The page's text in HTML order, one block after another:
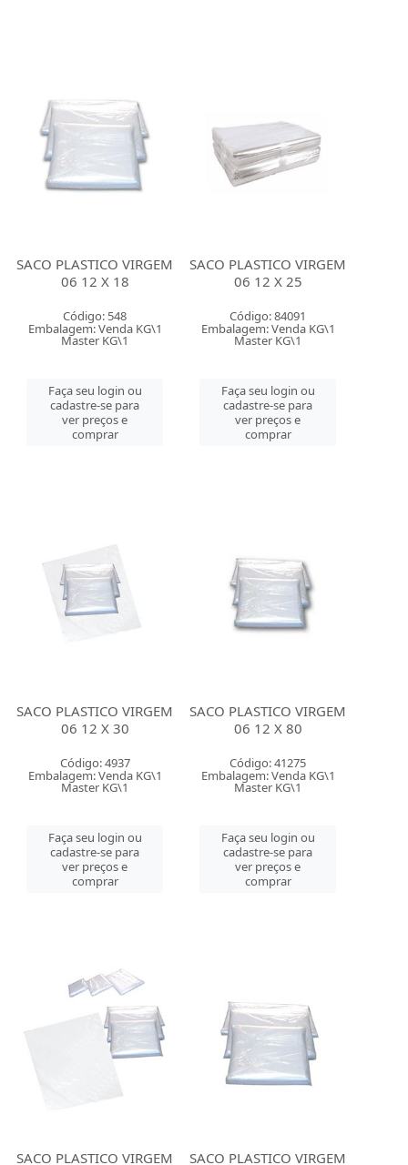
SACO PLASTICO VIRGEM
06 12 X 18
Código: 548
Embalagem: Venda KG\1
Master KG\1
Faça seu login ou
cadastre-se para
ver preços e
comprar
SACO PLASTICO VIRGEM
06 12 X 25
Código: 84091
Embalagem: Venda KG\1
Master KG\1
Faça seu login ou
cadastre-se para
ver preços e
comprar
SACO PLASTICO VIRGEM
06 12 X 30
Código: 4937
Embalagem: Venda KG\1
Master KG\1
Faça seu login ou
cadastre-se para
ver preços e
comprar
SACO PLASTICO VIRGEM
06 12 X 80
Código: 41275
Embalagem: Venda KG\1
Master KG\1
Faça seu login ou
cadastre-se para
ver preços e
comprar
SACO PLASTICO VIRGEM SACO PLASTICO VIRGEM